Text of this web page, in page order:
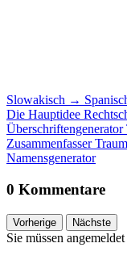
Slowakisch →
Die Hauptidee
Überschriftengenerator
Zusammenfasser
Namensgenerator
0 Kommentare
Vorherige Nächste
Sie müssen